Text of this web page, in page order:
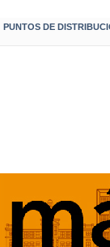
PUNTOS DE